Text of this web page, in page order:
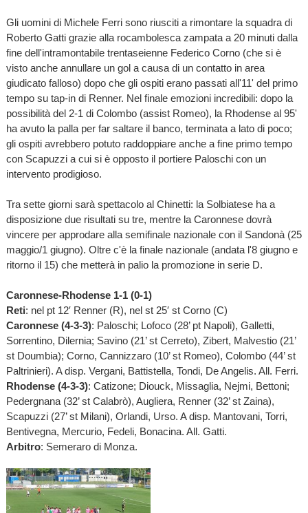
Gli uomini di Michele Ferri sono riusciti a rimontare la squadra di
Roberto Gatti grazie alla rocambolesca zampata a 20 minuti dalla
fine dell'intramontabile trentaseienne Federico Corno (che si è
visto anche annullare un gol a causa di un contatto in area
giudicato falloso) dopo che gli ospiti erano passati all'11' del primo
tempo su tap-in di Renner. Nel finale emozioni incredibili: dopo la
possibilità del 2-1 di Colombo (assist Romeo), la Rhodense al 95'
ha avuto la palla per far saltare il banco, terminata a lato di poco;
gli ospiti avrebbero potuto raddoppiare anche a fine primo tempo
con Scapuzzi a cui si è opposto il portiere Paloschi con un
intervento prodigioso.
Tra sette giorni sarà spettacolo al Chinetti: la Solbiatese ha a
disposizione due risultati su tre, mentre la Caronnese dovrà
vincere per approdare alla semifinale nazionale con il Sandonà (25
maggio/1 giugno). Oltre c'è la finale nazionale (andata l'8 giugno e
ritorno il 15) che metterà in palio la promozione in serie D.
Caronnese-Rhodense 1-1 (0-1)
Reti: nel pt 12′ Renner (R), nel st 25′ st Corno (C)
Caronnese (4-3-3): Paloschi; Lofoco (28’ pt Napoli), Galletti,
Sorrentino, Dilernia; Savino (21’ st Cerreto), Zibert, Malvestio (21’
st Doumbia); Corno, Cannizzaro (10’ st Romeo), Colombo (44’ st
Paltrinieri). A disp. Vergani, Battistella, Tondi, De Angelis. All. Ferri.
Rhodense (4-3-3): Catizone; Diouck, Missaglia, Nejmi, Bettoni;
Pedergnana (32’ st Calabrò), Augliera, Renner (32’ st Zaina),
Scapuzzi (27’ st Milani), Orlandi, Urso. A disp. Mantovani, Torri,
Bentivegna, Mercurio, Fedeli, Bonacina. All. Gatti.
Arbitro: Semeraro di Monza.